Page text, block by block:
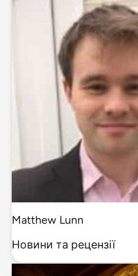
Matthew Lunn
Новини та рецензії